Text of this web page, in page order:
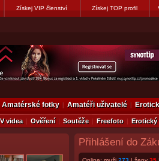
Získej VIP členství Získej TOP profil
Amatérské fotky Amatéři uživatelé
videa Ověření Soutěže Freefoto Erotický
Přihlášení do